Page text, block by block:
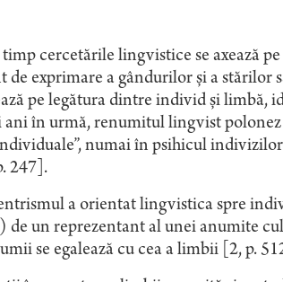
cercetările lingvistice se axează
de exprimare a gândurilor şi a stărilor
pe legătura dintre individ şi limbă,
în urmă, renumitul lingvist
numai în psihicul
247].
a orientat lingvistica spre
de un reprezentant al unei anumite
se egalează cu cea a limbii [2, p.